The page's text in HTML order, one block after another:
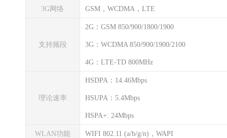
3G网络 GSM，WCDMA，LTE
支持频段
2G：GSM 850/900/1800/1900
3G：WCDMA 850/900/1900/2100
4G：LTE-TD 800MHz
理论速率
HSDPA：14.46Mbps
HSUPA：5.4Mbps
HSPA+: 24Mbps
WLAN功能 WIFI 802.11 (a/b/g/n)，WAPI